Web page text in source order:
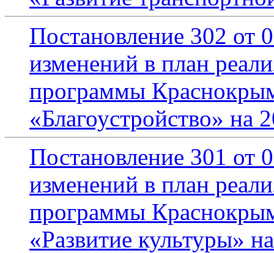
Постановление 302 от
изменений в план
программы
«Благоустройство» на
Постановление 301 от
изменений в план
программы
«Развитие культуры»